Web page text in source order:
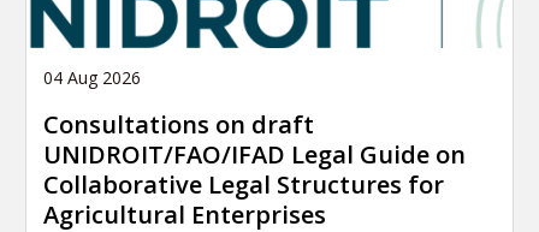
04 Aug 2026
Consultations on draft
UNIDROIT/FAO/IFAD Legal Guide on
Collaborative Legal Structures for
Agricultural Enterprises